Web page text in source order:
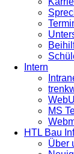
Intern
MS
HTL Bau
Über